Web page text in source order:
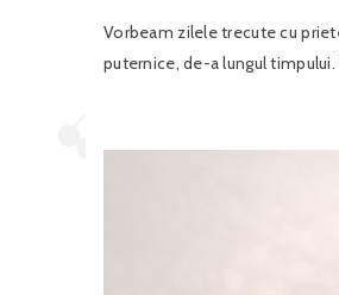
Vorbeam zilele trecute cu
puternice, de-a lungul